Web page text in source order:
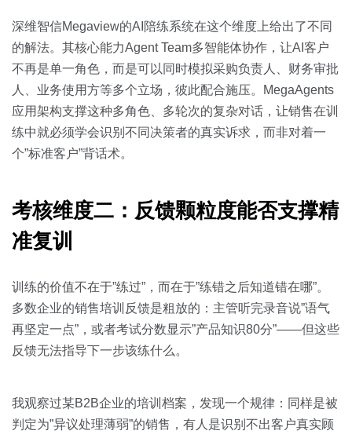
深维智信Megaview的AI陪练系统在这个维度上给出了不同
的解法。其核心能力Agent Team多智能体协作，让AI客户
不再是单一角色，而是可以同时模拟采购负责人、财务审批
人、业务使用方等多个立场，彼此配合施压。MegaAgents
应用架构支撑这种多角色、多轮次的复杂对话，让销售在训
练中就必须学会识别不同决策者的真实诉求，而非对着一
个”标准客户”背话术。
考核维度二：反馈颗粒度能否支撑精
准复训
训练的价值不在于”练过”，而在于”练错之后知道错在哪”。
多数企业的销售培训反馈是粗放的：主管听完录音说”语气
再坚定一点”，或者考试分数显示”产品知识80分”——但这些
反馈无法指导下一步该练什么。
我观察过某B2B企业的培训档案，发现一个规律：同样是被
判定为”异议处理薄弱”的销售，有人是识别不出客户真实顾